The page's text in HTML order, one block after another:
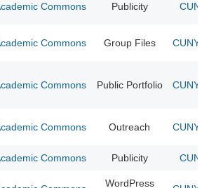
Commons Publicity
Commons Group Files CUNY
Commons Public Portfolio CUNY
Commons Outreach CUNY
Commons Publicity
WordPress